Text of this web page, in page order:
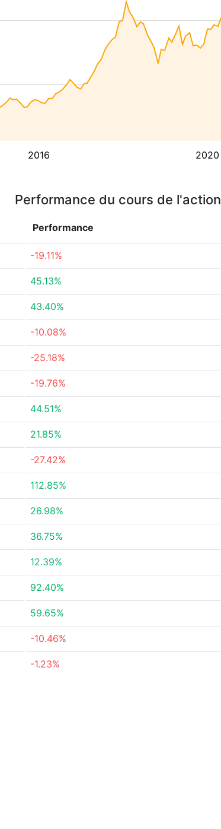
2016 2020
Performance du cours de l'action
Performance
-19.11%
45.13%
43.40%
-10.08%
-25.18%
-19.76%
44.51%
21.85%
-27.42%
112.85%
26.98%
36.75%
12.39%
92.40%
59.65%
-10.46%
-1.23%